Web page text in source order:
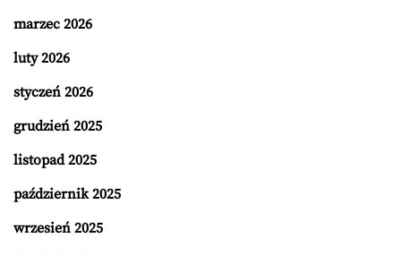
marzec 2026
luty 2026
styczeń 2026
grudzień 2025
listopad 2025
październik 2025
wrzesień 2025